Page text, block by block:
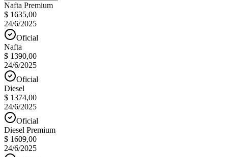
Nafta Premium
$ 1635,00
24/6/2025
Oficial
Nafta
$ 1390,00
24/6/2025
Oficial
Diesel
$ 1374,00
24/6/2025
Oficial
Diesel Premium
$ 1609,00
24/6/2025